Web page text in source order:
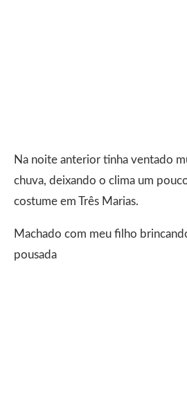
Na noite anterior tinha ventado
chuva, deixando o clima um
costume em Três Marias.
Machado com meu filho
pousada